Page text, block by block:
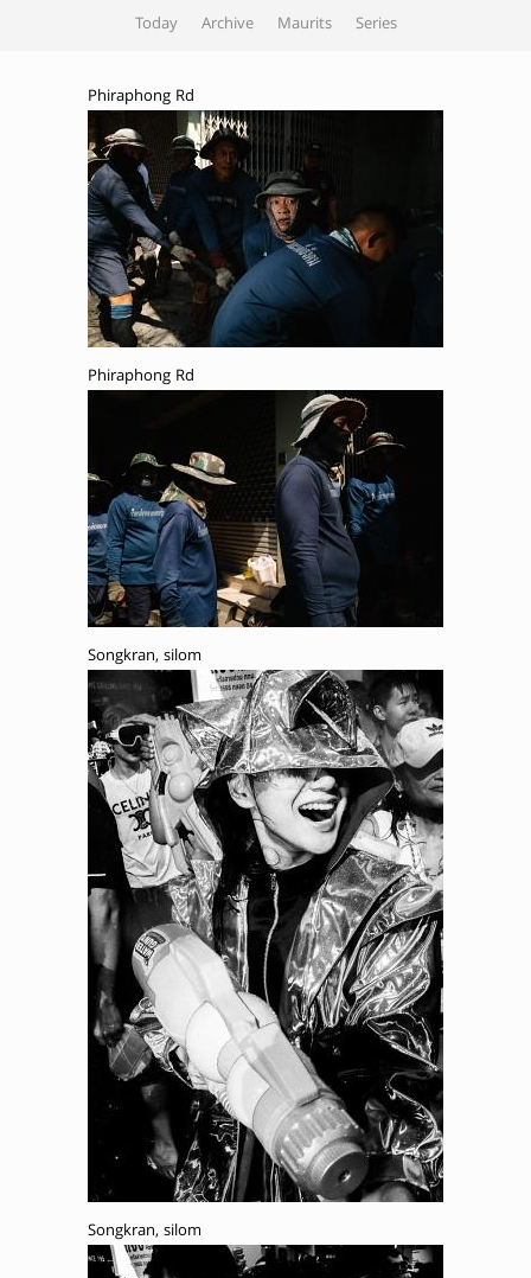
Today Archive Maurits Series
Phiraphong Rd
Phiraphong Rd
Songkran, silom
Songkran, silom